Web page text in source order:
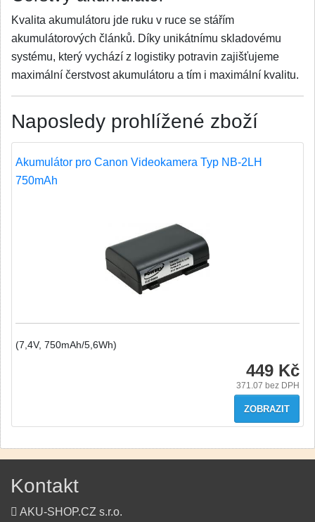
Kvalita akumulátoru jde ruku v ruce se stářím
akumulátorových článků. Díky unikátnímu skladovému
systému, který vychází z logistiky potravin zajišťujeme
maximální čerstvost akumulátoru a tím i maximální kvalitu.
Naposledy prohlížené zboží
Akumulátor pro Canon Videokamera Typ NB-2LH
750mAh
(7,4V, 750mAh/5,6Wh)
449 Kč
371.07 bez DPH
ZOBRAZIT
Kontakt
AKU-SHOP.CZ s.r.o.